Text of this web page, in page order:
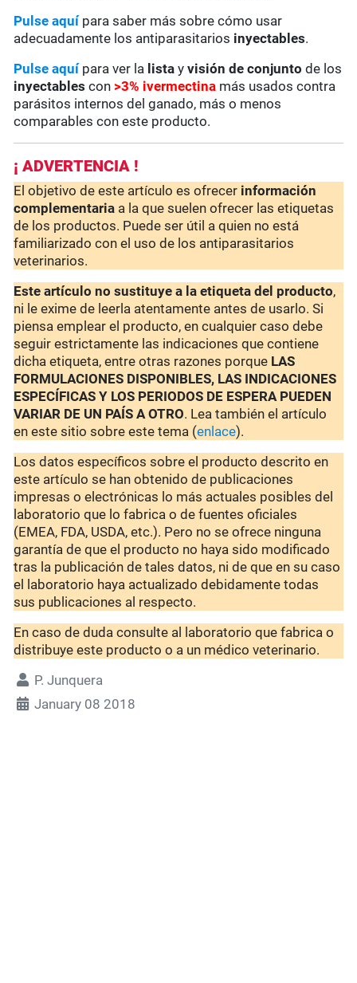
Pulse aquípara saber más sobre cómo usar
adecuadamente los antiparasitarios inyectables.
Pulse aquí para ver la lista yvisión de conjunto de los
inyectables con >3% ivermectina más usados contra
parásitos internos del ganado, más o menos
comparables con este producto.
¡ ADVERTENCIA !
El objetivo de este artículo es ofrecer información
complementaria a la que suelen ofrecer las etiquetas
de los productos. Puede ser útil a quien no está
familiarizado con el uso de los antiparasitarios
veterinarios.
Este artículo no sustituye a la etiqueta del producto,
ni le exime de leerla atentamente antes de usarlo. Si
piensa emplear el producto, en cualquier caso debe
seguir estrictamente las indicaciones que contiene
dicha etiqueta, entre otras razones porque LAS
FORMULACIONES DISPONIBLES, LAS INDICACIONES
ESPECÍFICAS Y LOS PERIODOS DE ESPERA PUEDEN
VARIAR DE UN PAÍS A OTRO. Lea también el artículo
en este sitio sobre este tema (enlace).
Los datos específicos sobre el producto descrito en
este artículo se han obtenido de publicaciones
impresas o electrónicas lo más actuales posibles del
laboratorio que lo fabrica o de fuentes oficiales
(EMEA, FDA, USDA, etc.). Pero no se ofrece ninguna
garantía de que el producto no haya sido modificado
tras la publicación de tales datos, ni de que en su caso
el laboratorio haya actualizado debidamente todas
sus publicaciones al respecto.
En caso de duda consulte al laboratorio que fabrica o
distribuye este producto o a un médico veterinario.
P. Junquera
January 08 2018